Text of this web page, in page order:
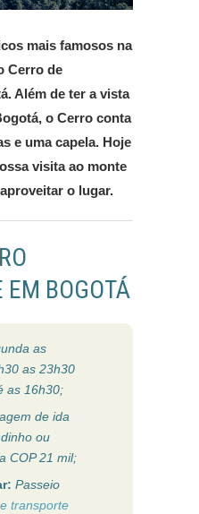
mais famosos na
Cerro de
Além de ter a vista
o Cerro conta
e uma capela. Hoje
visita ao monte
o lugar.
EM BOGOTÁ
as
as 23h30
as 16h30;
de ida
ou
COP 21 mil;
Passeio
transporte